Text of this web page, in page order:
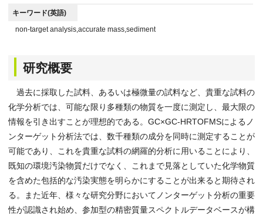
キーワード(英語)
non-target analysis,accurate mass,sediment
研究概要
過去に採取した試料、あるいは極微量の試料など、貴重な試料の
化学分析では、可能な限り多種類の物質を一度に測定し、最大限の
情報を引き出すことが理想的である。GC×GC-HRTOFMSによるノ
ンターゲット分析法では、数千種類の成分を同時に測定することが
可能であり、これを貴重な試料の網羅的分析に用いることにより、
既知の環境汚染物質だけでなく、これまで見落としていた化学物質
を含めた包括的な汚染実態を明らかにすることが出来ると期待され
る。また近年、様々な研究分野においてノンターゲット分析の重要
性が認識され始め、参加型の精密質量スペクトルデータベースが構